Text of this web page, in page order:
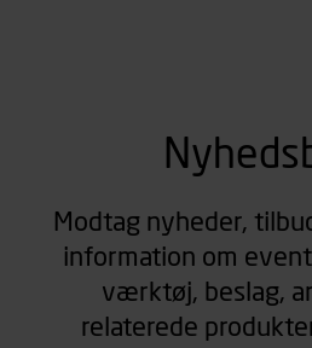
Modtag nyheder,
information om
værktøj, beslag,
relaterede